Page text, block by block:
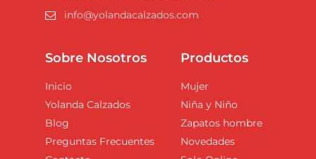
info@yolandacalzados.com
Sobre Nosotros
Inicio
Yolanda Calzados
Blog
Preguntas Frecuentes
Productos
Mujer
Niña y Niño
Zapatos hombre
Novedades